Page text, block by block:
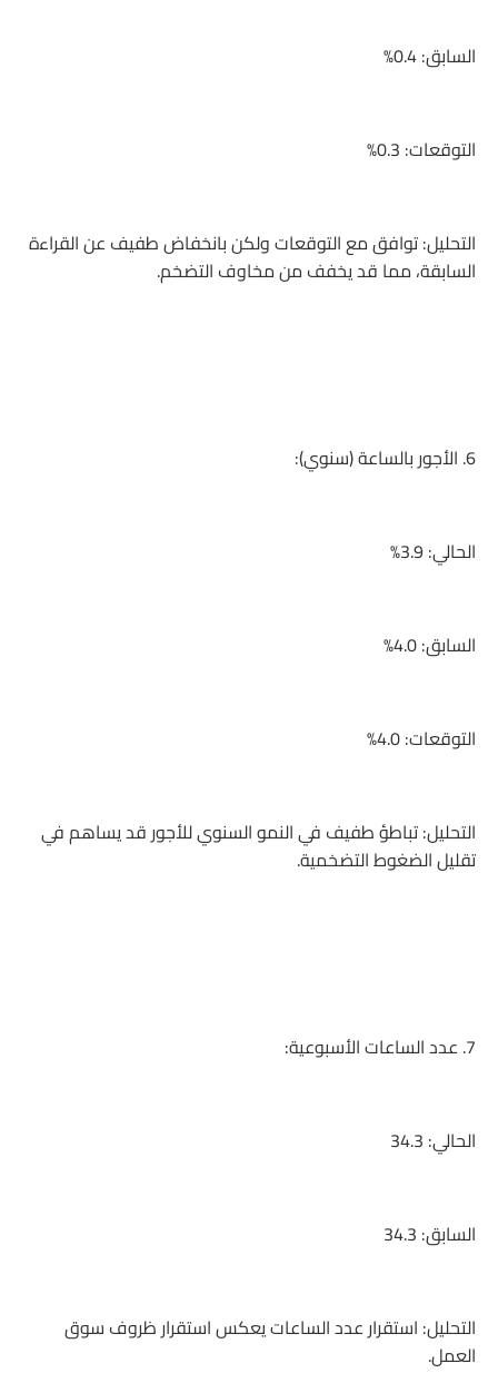
السابق: 0.4%
التوقعات: 0.3%
التحليل: توافق مع التوقعات ولكن بانخفاض طفيف عن القراءة
السابقة، مما قد يخفف من مخاوف التضخم.
6. الأجور بالساعة (سنوي):
الحالي: 3.9%
السابق: 4.0%
التوقعات: 4.0%
التحليل: تباطؤ طفيف في النمو السنوي للأجور قد يساهم في
تقليل الضغوط التضخمية.
7. عدد الساعات الأسبوعية:
الحالي: 34.3
السابق: 34.3
التحليل: استقرار عدد الساعات يعكس استقرار ظروف سوق
العمل.